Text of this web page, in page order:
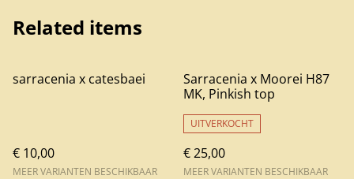
Related items
sarracenia x catesbaei
€ 10,00
MEER VARIANTEN BESCHIKBAAR
Sarracenia x Moorei H87
MK, Pinkish top
UITVERKOCHT
€ 25,00
MEER VARIANTEN BESCHIKBAAR